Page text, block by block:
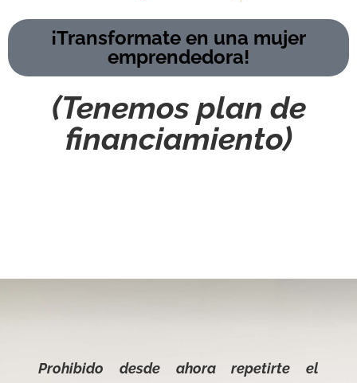
¡Transformate en una mujer
emprendedora!
(Tenemos plan de
financiamiento)
Prohibido desde ahora repetirte el